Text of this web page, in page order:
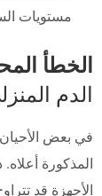
مستويات
الخطأ
الدم
في بعض
المذكورة